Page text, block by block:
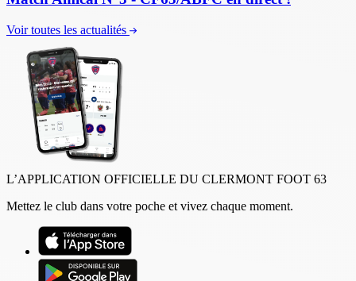
Voir toutes les actualités
L’APPLICATION OFFICIELLE DU CLERMONT FOOT 63
Mettez le club dans votre poche et vivez chaque moment.